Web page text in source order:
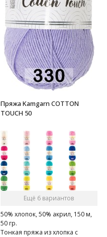
Пряжа Kamgarn COTTON
TOUCH 50
Ещё 6 вариантов
50% хлопок, 50% акрил, 150 м,
50 гр.
Тонкая пряжа из хлопка с